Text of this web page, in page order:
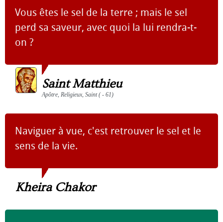
Vous êtes le sel de la terre ; mais le sel
perd sa saveur, avec quoi la lui rendra-t-
on ?
Saint Matthieu
Apôtre, Religieux, Saint ( - 61)
Naviguer à vue, c'est retrouver le sel et le
sens de la vie.
Kheira Chakor